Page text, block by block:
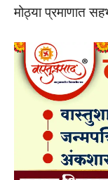
मोठ्या प्रमाणात